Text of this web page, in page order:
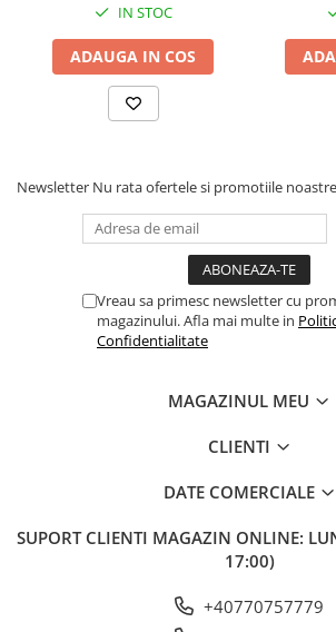
IN STOC
ADAUGA IN COS
Newsletter Nu rata ofertele si promotiile noastre
Vreau sa primesc newsletter cu
magazinului. Afla mai multe in
Confidentialitate
MAGAZINUL MEU
CLIENTI
DATE COMERCIALE
SUPORT CLIENTI MAGAZIN ONLINE:
17:00)
+40770757779